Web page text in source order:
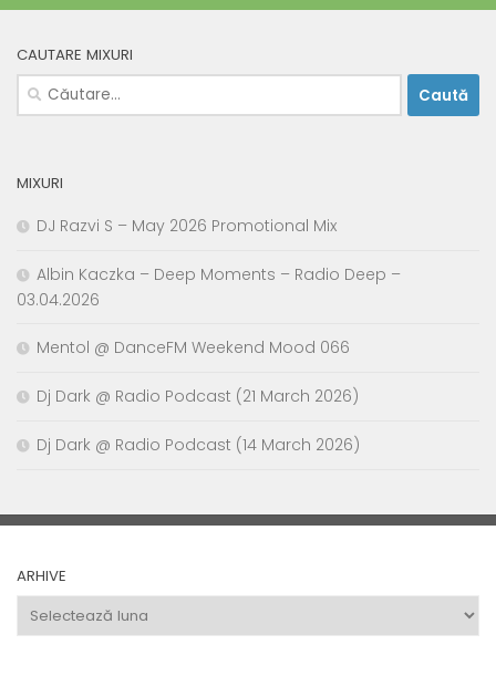
CAUTARE MIXURI
Caută
după:
MIXURI
DJ Razvi S – May 2026 Promotional Mix
Albin Kaczka – Deep Moments – Radio Deep –
03.04.2026
Mentol @ DanceFM Weekend Mood 066
Dj Dark @ Radio Podcast (21 March 2026)
Dj Dark @ Radio Podcast (14 March 2026)
ARHIVE
Arhive